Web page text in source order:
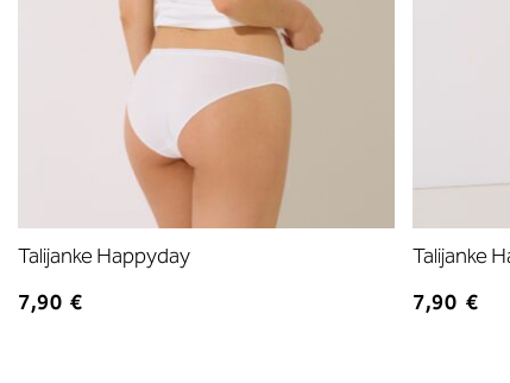
Talijanke Happyday
7,90 €
Talijanke
7,90 €